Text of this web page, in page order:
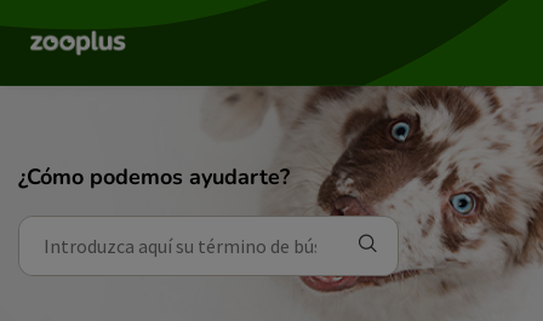
¿Cómo podemos ayudarte?